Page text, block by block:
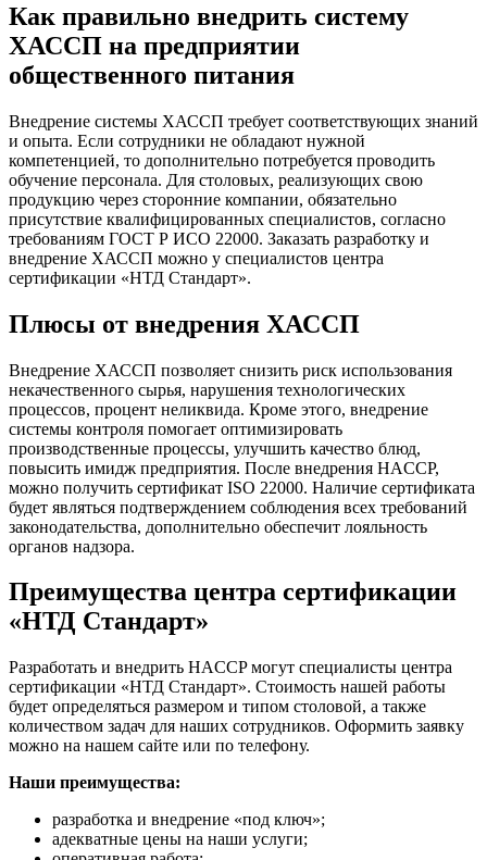
Как правильно внедрить систему
ХАССП на предприятии
общественного питания
Внедрение системы ХАССП требует соответствующих знаний
и опыта. Если сотрудники не обладают нужной
компетенцией, то дополнительно потребуется проводить
обучение персонала. Для столовых, реализующих свою
продукцию через сторонние компании, обязательно
присутствие квалифицированных специалистов, согласно
требованиям ГОСТ Р ИСО 22000. Заказать разработку и
внедрение ХАССП можно у специалистов центра
сертификации «НТД Стандарт».
Плюсы от внедрения ХАССП
Внедрение ХАССП позволяет снизить риск использования
некачественного сырья, нарушения технологических
процессов, процент неликвида. Кроме этого, внедрение
системы контроля помогает оптимизировать
производственные процессы, улучшить качество блюд,
повысить имидж предприятия. После внедрения HACCP,
можно получить сертификат ISO 22000. Наличие сертификата
будет являться подтверждением соблюдения всех требований
законодательства, дополнительно обеспечит лояльность
органов надзора.
Преимущества центра сертификации
«НТД Стандарт»
Разработать и внедрить HACCP могут специалисты центра
сертификации «НТД Стандарт». Стоимость нашей работы
будет определяться размером и типом столовой, а также
количеством задач для наших сотрудников. Оформить заявку
можно на нашем сайте или по телефону.
Наши преимущества:
разработка и внедрение «под ключ»;
адекватные цены на наши услуги;